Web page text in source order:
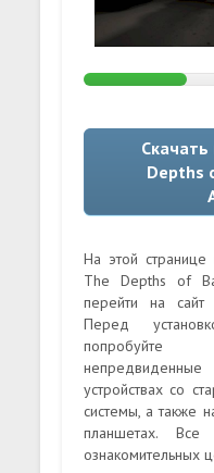
Depths
На этой странице
The Depths of
перейти на сайт
Перед
попробуйте
устройствах со
системы, а также
планшетах. Все
ознакомительных